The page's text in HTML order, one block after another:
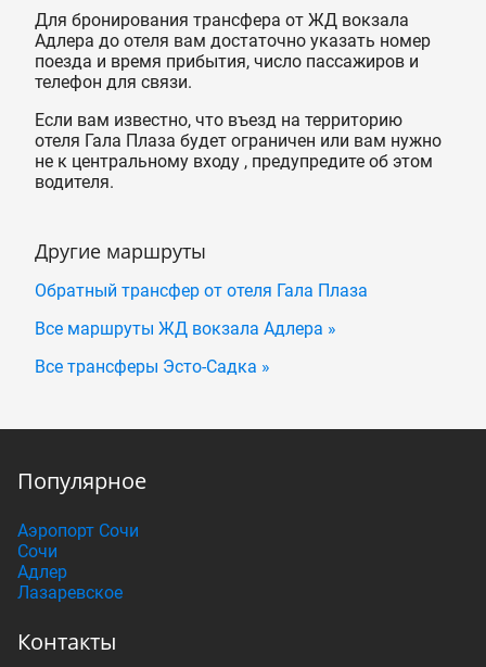
Для бронирования трансфера от ЖД вокзала
Адлера до отеля вам достаточно указать номер
поезда и время прибытия, число пассажиров и
телефон для связи.
Если вам известно, что въезд на территорию
отеля Гала Плаза будет ограничен или вам нужно
не к центральному входу , предупредите об этом
водителя.
Другие маршруты
Обратный трансфер от отеля Гала Плаза
Все маршруты ЖД вокзала Адлера »
Все трансферы Эсто-Садка »
Популярное
Аэропорт Сочи
Сочи
Адлер
Лазаревское
Контакты